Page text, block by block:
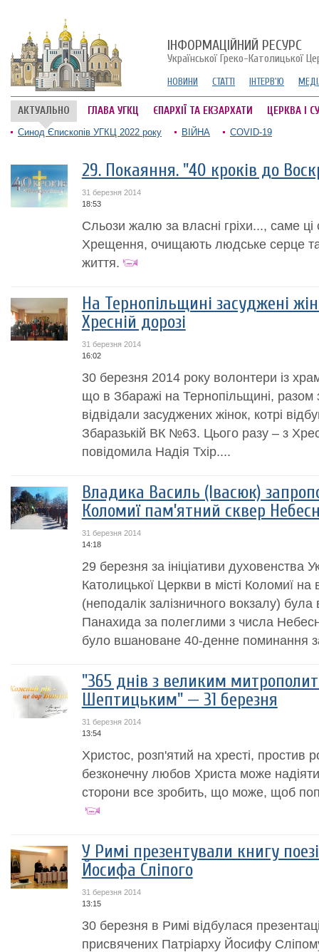
ІНФОРМАЦІЙНИЙ РЕСУРС
Української Греко-Католицької
НОВИНИ СТАТТІ ІНТЕРВ'Ю
АКТУАЛЬНО ГЛАВА УГКЦ ЄПАРХІЇ ТА ЕКЗАРХАТИ ЦЕРКВА І
Синод Єпископів УГКЦ 2022 року ВІЙНА COVID-19
29. Покаяння. "40 кроків до
31 березня 2014
18:53
Сльози жалю за власні гріхи..., саме
Хрещення, очищають людське серце
життя.
На Тернопільщині засуджені
Хресній дорозі
31 березня 2014
16:02
30 березня 2014 року волонтери із
що в Збаражі на Тернопільщині,
відвідали засуджених жінок, котрі
Збаразькій ВК №63. Цього разу – з
повідомила Надія Тхір....
Владика Василь (Івасюк)
Коломиї пам’ятний сквер
31 березня 2014
14:18
29 березня за ініціативи духовенства
Католицької Церкви в місті Коломиї на
(неподалік залізничного вокзалу)
Панахида за полеглими з числа
було вшановане 40-денне поминання
"365 днів з великим
Шептицьким" — 31 березня
31 березня 2014
13:54
Христос, розп'ятий на хресті, простив
безконечну любов Христа може
сторони все зробить, що може, щоб
У Римі презентували книгу
Йосифа Сліпого
31 березня 2014
13:15
30 березня в Римі відбулася
присвячених Патріарху Йосифу